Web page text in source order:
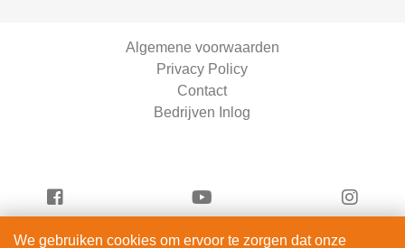
Algemene voorwaarden
Privacy Policy
Contact
Bedrijven Inlog
We gebruiken cookies om ervoor te zorgen dat onze